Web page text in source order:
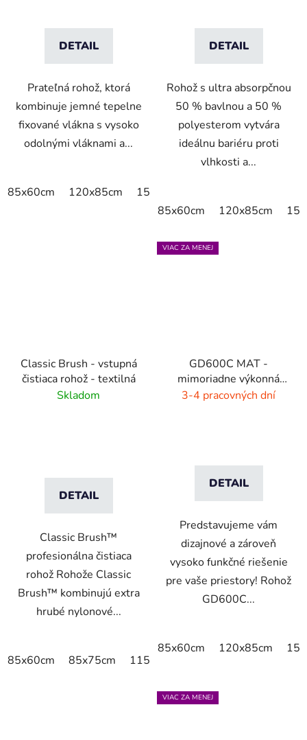
DETAIL
Prateľná rohož, ktorá
kombinuje jemné tepelne
fixované vlákna s vysoko
odolnými vláknami a...
85x60cm 120x85cm 150x85cm
DETAIL
Rohož s ultra absorpčnou
50 % bavlnou a 50 %
polyesterom vytvára
ideálnu bariéru proti
vlhkosti a...
85x60cm 120x85cm
Classic Brush - vstupná
čistiaca rohož - textilná
Skladom
DETAIL
Classic Brush™
profesionálna čistiaca
rohož Rohože Classic
Brush™ kombinujú extra
hrubé nylonové...
85x60cm 85x75cm 115x85cm
VIAC ZA MENEJ
GD600C MAT -
mimoriadne výkonná
čistiaca rohož - 9 farieb
3-4 pracovných dní
DETAIL
Predstavujeme vám
dizajnové a zároveň
vysoko funkčné riešenie
pre vaše priestory! Rohož
GD600C...
85x60cm 120x85cm
VIAC ZA MENEJ